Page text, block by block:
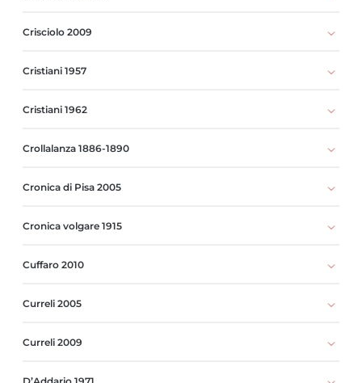
Crisciolo 2009
Cristiani 1957
Cristiani 1962
Crollalanza 1886-1890
Cronica di Pisa 2005
Cronica volgare 1915
Cuffaro 2010
Curreli 2005
Curreli 2009